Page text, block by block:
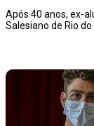
Após 40 anos, ex-
Salesiano de Rio do